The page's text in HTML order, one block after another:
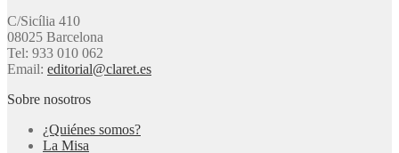
C/Sicília 410
08025 Barcelona
Tel: 933 010 062
Email: editorial@claret.es
Sobre nosotros
¿Quiénes somos?
La Misa